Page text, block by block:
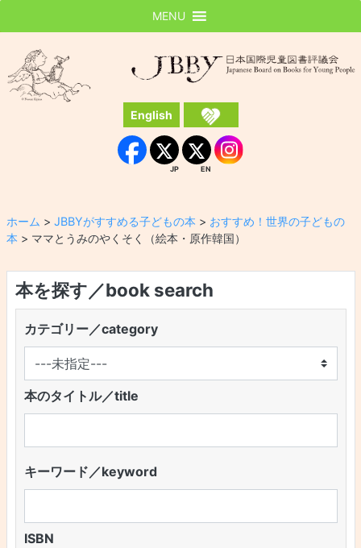
JBBY
English
Facebook
JP
JP
EN
EN Instagram
MENU
ホーム > JBBYがすすめる子どもの本 > おすすめ！世界の子どもの
本 > ママとうみのやくそく（絵本・原作韓国）
本を探す／book search
カテゴリー／category
本のタイトル／title
キーワード／keyword
ISBN